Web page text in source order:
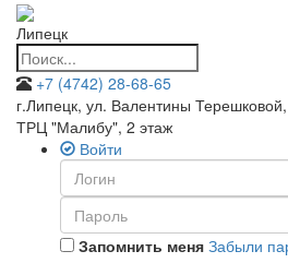
Липецк
+7 (4742) 28-68-65
г.Липецк, ул. Валентины
ТРЦ "Малибу", 2 этаж
Войти
Запомнить меня Забыли